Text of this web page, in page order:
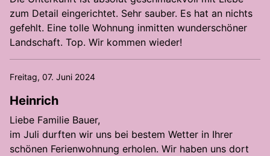
zum Detail eingerichtet. Sehr sauber. Es hat an nichts
gefehlt. Eine tolle Wohnung inmitten wunderschöner
Landschaft. Top. Wir kommen wieder!
Freitag, 07. Juni 2024
Heinrich
Liebe Familie Bauer,
im Juli durften wir uns bei bestem Wetter in Ihrer
schönen Ferienwohnung erholen. Wir haben uns dort